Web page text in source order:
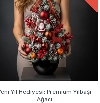
Yıl Hediyesi: Premium Yılbaşı
Ağacı